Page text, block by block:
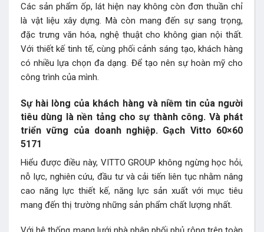
Các sản phẩm ốp, lát hiện nay không còn đơn thuần chỉ
là vật liệu xây dựng. Mà còn mang đến sự sang trọng,
đặc trưng văn hóa, nghệ thuật cho không gian nội thất.
Với thiết kế tinh tế, cùng phối cảnh sáng tạo, khách hàng
có nhiều lựa chọn đa dạng. Để tạo nên sự hoàn mỹ cho
công trình của mình.
Sự hài lòng của khách hàng và niềm tin của người
tiêu dùng là nền tảng cho sự thành công. Và phát
triển vững của doanh nghiệp. Gạch Vitto 60×60
5171
Hiểu được điều này, VITTO GROUP không ngừng học hỏi,
nỗ lực, nghiên cứu, đầu tư và cải tiến liên tục nhằm nâng
cao năng lực thiết kế, năng lực sản xuất với mục tiêu
mang đến thị trường những sản phẩm chất lượng nhất.